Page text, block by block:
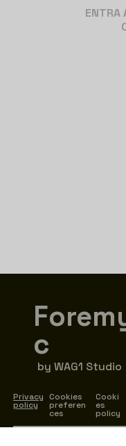
ENTRA
c
by WAG1 Studio
Privacy
policy
Cookies
preferen
ces
Cooki
es
policy